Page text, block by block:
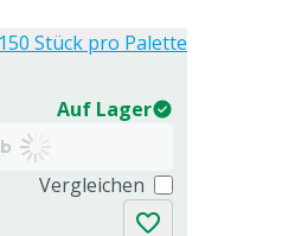
Auf Lager
Vergleichen
150 Stück pro Palette